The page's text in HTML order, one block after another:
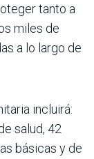
tanto a
miles de
a lo largo de
incluirá:
salud, 42
básicas y de